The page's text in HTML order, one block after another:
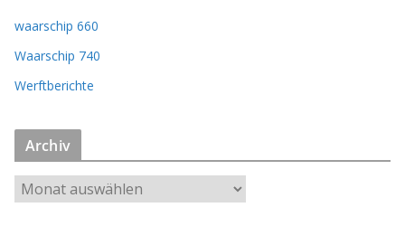
waarschip 660
Waarschip 740
Werftberichte
Archiv
r